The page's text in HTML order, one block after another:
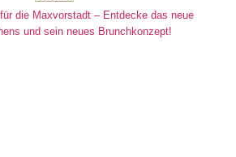
die Maxvorstadt – Entdecke das neue
und sein neues Brunchkonzept!